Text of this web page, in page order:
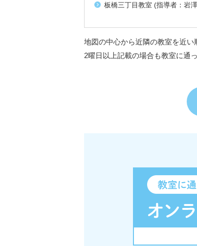
板橋三丁目教室 (指導者：岩
地図の中心から近隣の教室を近い
2曜日以上記載の場合も教室に通